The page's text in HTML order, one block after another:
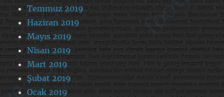
Temmuz 2019
Haziran 2019
Mayıs 2019
Nisan 2019
Mart 2019
Şubat 2019
Ocak 2019